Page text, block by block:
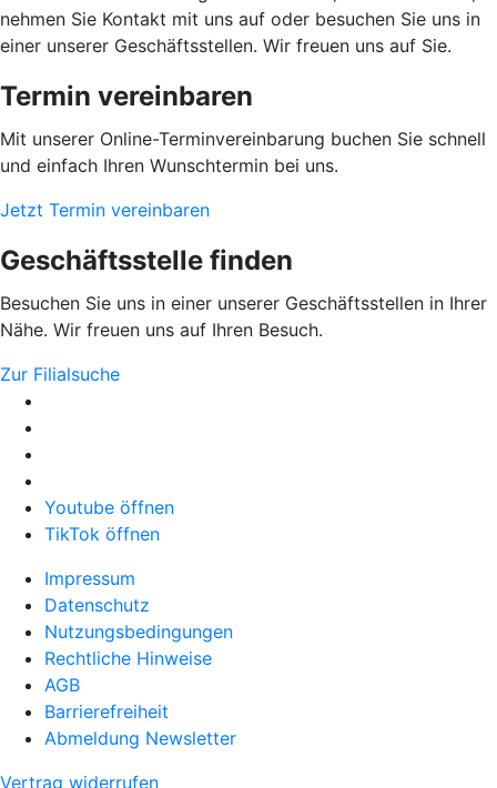
nehmen Sie Kontakt mit uns auf oder besuchen Sie uns in
einer unserer Geschäftsstellen. Wir freuen uns auf Sie.
Termin vereinbaren
Mit unserer Online-Terminvereinbarung buchen Sie schnell
und einfach Ihren Wunschtermin bei uns.
Jetzt Termin vereinbaren
Geschäftsstelle finden
Besuchen Sie uns in einer unserer Geschäftsstellen in Ihrer
Nähe. Wir freuen uns auf Ihren Besuch.
Zur Filialsuche
Youtube öffnen
TikTok öffnen
Impressum
Datenschutz
Nutzungsbedingungen
Rechtliche Hinweise
AGB
Barrierefreiheit
Abmeldung Newsletter
Vertrag widerrufen